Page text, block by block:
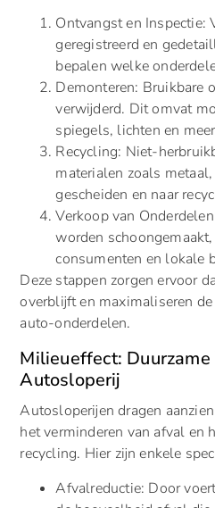
Ontvangst en Inspectie:
geregistreerd en
bepalen welke
Demonteren: Bruikbare
verwijderd. Dit omvat
spiegels, lichten en
Recycling: Niet-
materialen zoals
gescheiden en naar
Verkoop van
worden
consumenten en lokale
Deze stappen zorgen ervoor
overblijft en maximaliseren
auto-onderdelen.
Milieueffect:
Autosloperij
Autosloperijen dragen
het verminderen van afval en
recycling. Hier zijn enkele
Afvalreductie: Door